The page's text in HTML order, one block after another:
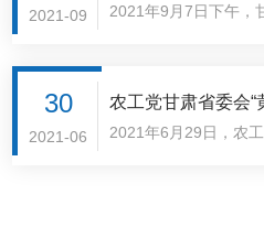
2021-09
督调研
2021年9月7日下午，
专项民主监督调研。
30
2021-06
农工党甘肃省委会
量发展专项民主监
2021年6月29日，农